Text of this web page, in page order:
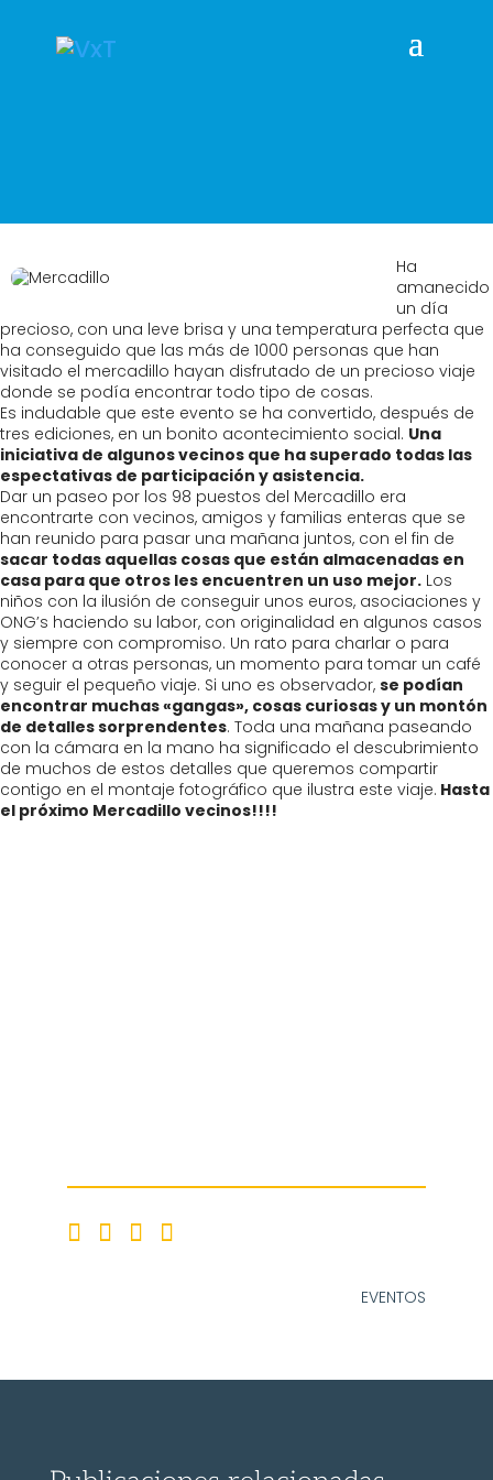
Ha
amanecido
un día
precioso, con una leve brisa y una temperatura perfecta que
ha conseguido que las más de 1000 personas que han
visitado el mercadillo hayan disfrutado de un precioso viaje
donde se podía encontrar todo tipo de cosas.
Es indudable que este evento se ha convertido, después de
tres ediciones, en un bonito acontecimiento social. Una
iniciativa de algunos vecinos que ha superado todas las
espectativas de participación y asistencia.
Dar un paseo por los 98 puestos del Mercadillo era
encontrarte con vecinos, amigos y familias enteras que se
han reunido para pasar una mañana juntos, con el fin de
sacar todas aquellas cosas que están almacenadas en
casa para que otros les encuentren un uso mejor. Los
niños con la ilusión de conseguir unos euros, asociaciones y
ONG’s haciendo su labor, con originalidad en algunos casos
y siempre con compromiso. Un rato para charlar o para
conocer a otras personas, un momento para tomar un café
y seguir el pequeño viaje. Si uno es observador, se podían
encontrar muchas «gangas», cosas curiosas y un montón
de detalles sorprendentes. Toda una mañana paseando
con la cámara en la mano ha significado el descubrimiento
de muchos de estos detalles que queremos compartir
contigo en el montaje fotográfico que ilustra este viaje. Hasta
el próximo Mercadillo vecinos!!!!
EVENTOS